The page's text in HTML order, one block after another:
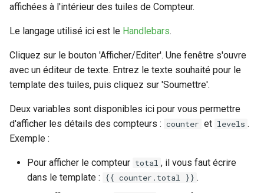
affichées à l'intérieur des tuiles de Compteur.
Le langage utilisé ici est le Handlebars.
Cliquez sur le bouton 'Afficher/Editer'. Une fenêtre s'ouvre
avec un éditeur de texte. Entrez le texte souhaité pour le
template des tuiles, puis cliquez sur 'Soumettre'.
Deux variables sont disponibles ici pour vous permettre
d'afficher les détails des compteurs : counter et levels .
Exemple :
Pour afficher le compteur total , il vous faut écrire
dans le template :
{{ counter.total }} .